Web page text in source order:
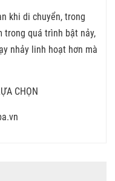
khi di chuyển, trong
trong quá trình bật nảy,
nhảy linh hoạt hơn mà
CHỌN